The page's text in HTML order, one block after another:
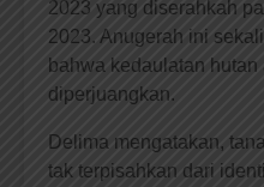
2023 yang diserahkah
2023. Anugerah ini
bahwa kedaulatan
diperjuangkan.
Delima mengatakan,
tak terpisahkan dari